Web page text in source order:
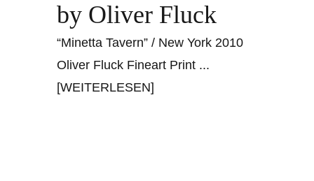
by Oliver Fluck
“Minetta Tavern” / New York 2010
Oliver Fluck Fineart Print ...
[WEITERLESEN]